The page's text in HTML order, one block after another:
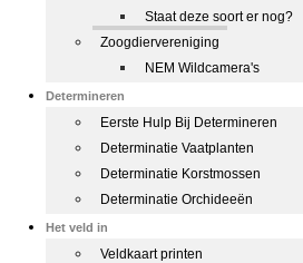
Staat deze soort er nog?
Zoogdiervereniging
NEM Wildcamera's
Determineren
Eerste Hulp Bij Determineren
Determinatie Vaatplanten
Determinatie Korstmossen
Determinatie Orchideeën
Het veld in
Veldkaart printen